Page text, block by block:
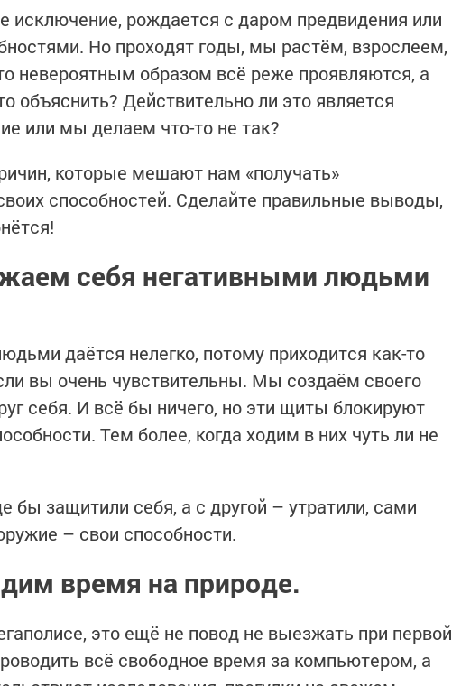
рождается с даром предвидения или
Но проходят годы, мы растём, взрослеем,
невероятным образом всё реже проявляются, а
объяснить? Действительно ли это является
или мы делаем что-то не так?
которые мешают нам «получать»
способностей. Сделайте правильные выводы,
себя негативными людьми
даётся нелегко, потому приходится как-то
вы очень чувствительны. Мы создаём своего
себя. И всё бы ничего, но эти щиты блокируют
Тем более, когда ходим в них чуть ли не
бы защитили себя, а с другой – утратили, сами
– свои способности.
время на природе.
это ещё не повод не выезжать при первой
всё свободное время за компьютером, а